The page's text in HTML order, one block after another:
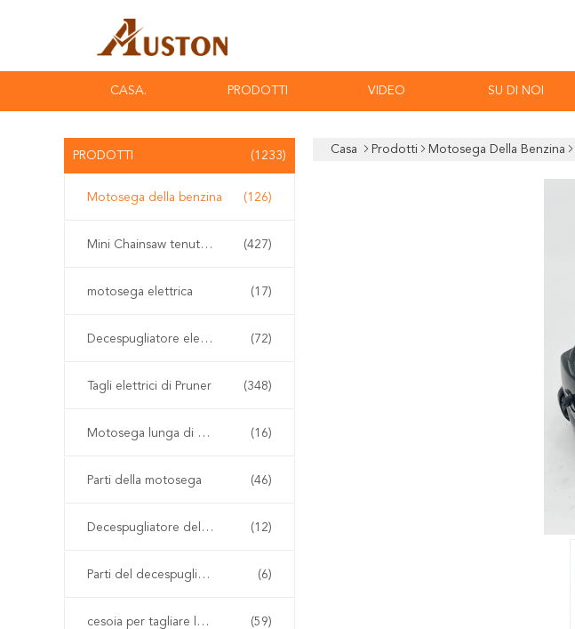
CASA. PRODOTTI VIDEO SU DI NOI
PRODOTTI (1233)
Motosega della benzina (126)
Mini Chainsaw tenuto in mano (427)
motosega elettrica (17)
Decespugliatore elettrico (72)
Tagli elettrici di Pruner (348)
Motosega lunga di Palo (16)
Parti della motosega (46)
Decespugliatore della benzina (12)
Parti del decespugliatore (6)
cesoia per tagliare le siepi senza cordone (59)
Casa Prodotti Motosega Della Benzina